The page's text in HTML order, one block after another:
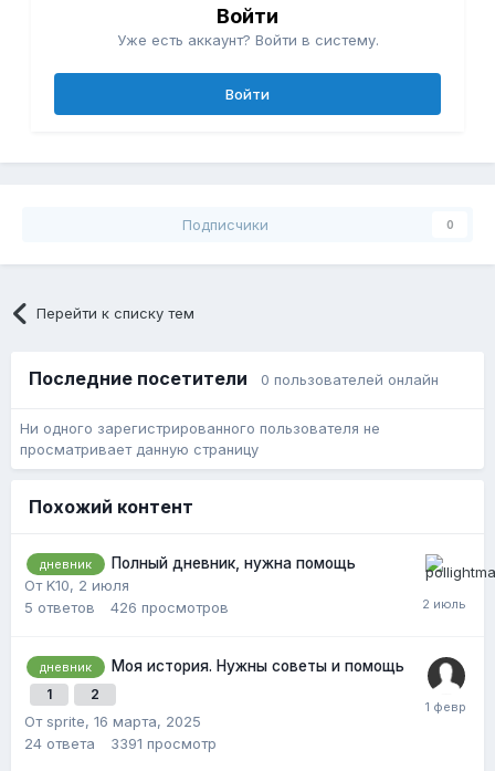
Войти
Уже есть аккаунт? Войти в систему.
Войти
Подписчики 0
Перейти к списку тем
Последние посетители 0 пользователей онлайн
Ни одного зарегистрированного пользователя не
просматривает данную страницу
Похожий контент
дневник
Полный дневник, нужна помощь
От K10, 2 июля
5 ответов 426 просмотров
дневник Моя история. Нужны советы и помощь
1 2
От sprite, 16 марта, 2025
24 ответа 3391 просмотр